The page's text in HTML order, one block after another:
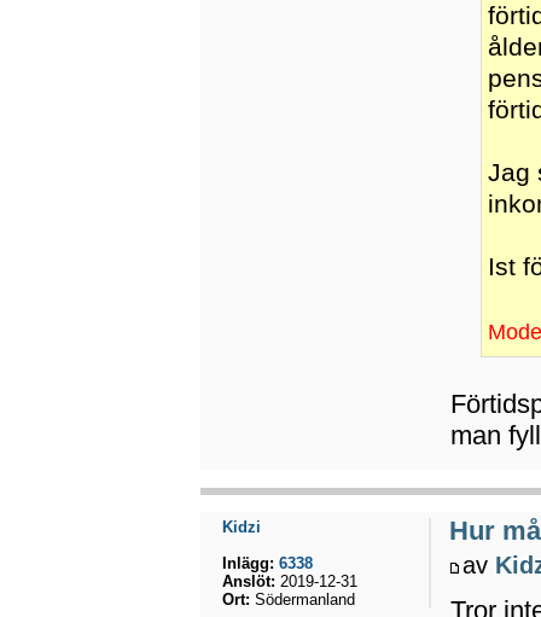
Jag
Ist
man
Hur
av
Tror
Kidzi
Inlägg: 6338
Anslöt: 2019-12-31
Ort: Södermanland